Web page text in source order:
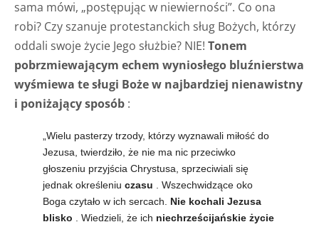
sama mówi, „postępując w niewierności”. Co ona
robi? Czy szanuje protestanckich sług Bożych, którzy
oddali swoje życie Jego służbie? NIE! Tonem
pobrzmiewającym echem wyniosłego bluźnierstwa
wyśmiewa te sługi Boże w najbardziej nienawistny
i poniżający sposób :
„Wielu pasterzy trzody, którzy wyznawali miłość do
Jezusa, twierdziło, że nie ma nic przeciwko
głoszeniu przyjścia Chrystusa, sprzeciwiali się
jednak określeniu czasu . Wszechwidzące oko
Boga czytało w ich sercach. Nie kochali Jezusa
blisko . Wiedzieli, że ich niechrześcijańskie życie